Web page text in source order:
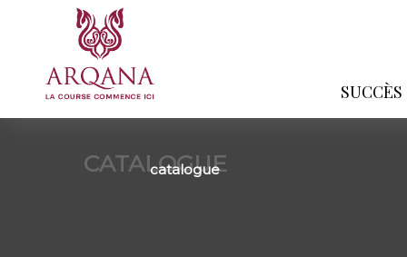
SUCCÈS
CATALOGUE
catalogue